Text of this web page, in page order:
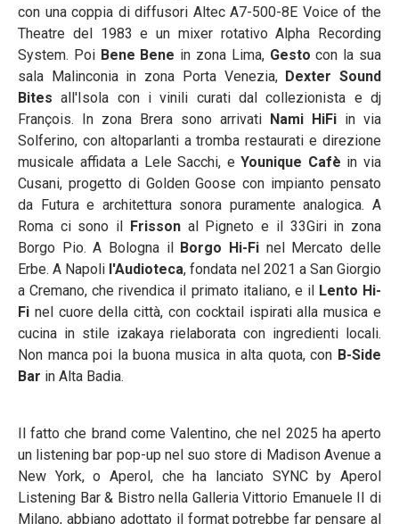
con una coppia di diffusori Altec A7-500-8E Voice of the
Theatre del 1983 e un mixer rotativo Alpha Recording
System. Poi Bene Bene in zona Lima, Gesto con la sua
sala Malinconia in zona Porta Venezia, Dexter Sound
Bitesall'Isola con i vinili curati dal collezionista e dj
François. In zona Brera sono arrivati Nami HiFi in via
Solferino, con altoparlanti a tromba restaurati e direzione
musicale affidata a Lele Sacchi, eYounique Cafè in via
Cusani, progetto di Golden Goose con impianto pensato
da Futura e architettura sonora puramente analogica. A
Roma ci sono il Frissonal Pigneto e il 33Giri in zona
Borgo Pio. A Bologna il Borgo Hi-Fi nel Mercato delle
Erbe. A Napoli l'Audioteca, fondata nel 2021 a San Giorgio
a Cremano, che rivendica il primato italiano, e il Lento Hi-
Fi nel cuore della città, con cocktail ispirati alla musica e
cucina in stile izakaya rielaborata con ingredienti locali.
Non manca poi la buona musica in alta quota, con B-Side
Bar in Alta Badia.
Il fatto che brand come Valentino, che nel 2025 ha aperto
un listening bar pop-up nel suo store di Madison Avenue a
New York, o Aperol, che ha lanciato SYNC by Aperol
Listening Bar & Bistro nella Galleria Vittorio Emanuele II di
Milano, abbiano adottato il format potrebbe far pensare al